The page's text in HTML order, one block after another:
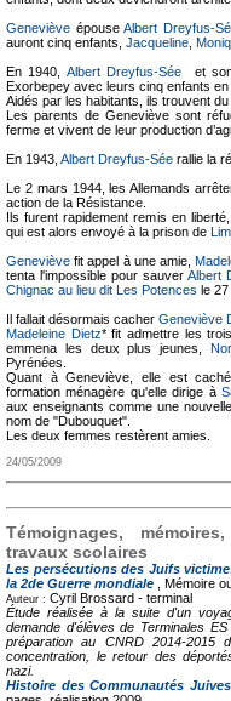
Geneviève épouse Albert Dreyfus-
auront cinq enfants, Jacqueline
En 1940, Albert Dreyfus-Séeet
Exorbepey avec leurs cinq enfants
Aidés par les habitants, ils trouvent
Les parents de Geneviève sont
ferme et vivent de leur production
En 1943, Albert Dreyfus-Sée rallie la
Le 2 mars 1944, les Allemands
action de la Résistance.
Ils furent rapidement remis en
qui est alors envoyé à la prison de
Geneviève fit appel à une amie,
tenta l'impossible pour sauver Albert
Chignac au lieu dit Les Potences le 27
Il fallait désormais cacher Geneviève
Madeleine Dietz* fit admettre les
emmena les deux plus jeunes,
Pyrénées.
Quant à Geneviève, elle est
formation ménagère qu'elle dirige à
aux enseignants comme une
nom de "Dubouquet".
Les deux femmes restèrent amies.
24/05/2009
Témoignages,
travaux scolaires
Les persécutions des Juifs
la 2de Guerre mondiale
, Mémoire
Auteur : Cyril Brossard - terminal
Étude réalisée à la suite d'un
demande d'élèves de Terminales
préparation au CNRD 2014-
concentration, le retour des
nazi.
Histoire des Communautés